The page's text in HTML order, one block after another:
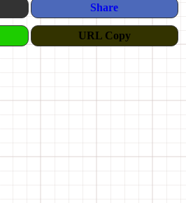
Share
URL Copy